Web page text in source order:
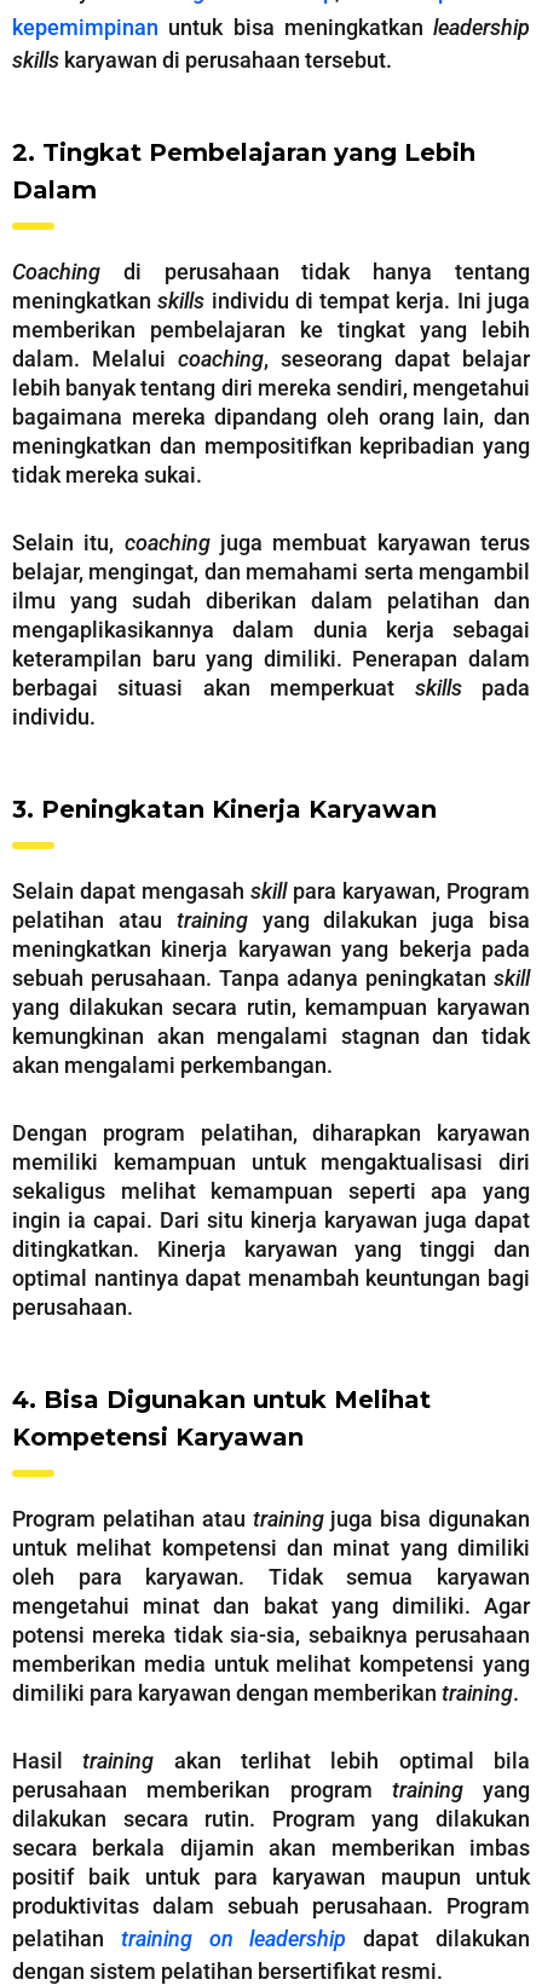
kepemimpinan untuk bisa meningkatkan leadership
skills karyawan di perusahaan tersebut.
2. Tingkat Pembelajaran yang Lebih
Dalam
Coaching di perusahaan tidak hanya tentang
meningkatkanskills individu di tempat kerja. Ini juga
memberikan pembelajaran ke tingkat yang lebih
dalam. Melalui coaching, seseorang dapat belajar
lebih banyak tentang diri mereka sendiri, mengetahui
bagaimana mereka dipandang oleh orang lain, dan
meningkatkan dan mempositifkan kepribadian yang
tidak mereka sukai.
Selain itu, coachingjuga membuat karyawan terus
belajar, mengingat, dan memahami serta mengambil
ilmu yang sudah diberikan dalam pelatihan dan
mengaplikasikannya dalam dunia kerja sebagai
keterampilan baru yang dimiliki. Penerapan dalam
berbagai situasi akan memperkuat skillspada
individu.
3. Peningkatan Kinerja Karyawan
Selain dapat mengasah skillpara karyawan, Program
pelatihan atau trainingyang dilakukan juga bisa
meningkatkan kinerja karyawan yang bekerja pada
sebuah perusahaan. Tanpa adanya peningkatan skill
yang dilakukan secara rutin, kemampuan karyawan
kemungkinan akan mengalami stagnan dan tidak
akan mengalami perkembangan.
Dengan program pelatihan, diharapkan karyawan
memiliki kemampuan untuk mengaktualisasi diri
sekaligus melihat kemampuan seperti apa yang
ingin ia capai. Dari situ kinerja karyawan juga dapat
ditingkatkan. Kinerja karyawan yang tinggi dan
optimal nantinya dapat menambah keuntungan bagi
perusahaan.
4. Bisa Digunakan untuk Melihat
Kompetensi Karyawan
Program pelatihan atau trainingjuga bisa digunakan
untuk melihat kompetensi dan minat yang dimiliki
oleh para karyawan. Tidak semua karyawan
mengetahui minat dan bakat yang dimiliki. Agar
potensi mereka tidak sia-sia, sebaiknya perusahaan
memberikan media untuk melihat kompetensi yang
dimiliki para karyawan dengan memberikan training.
Hasiltraining akan terlihat lebih optimal bila
perusahaan memberikan program trainingyang
dilakukan secara rutin. Program yang dilakukan
secara berkala dijamin akan memberikan imbas
positif baik untuk para karyawan maupun untuk
produktivitas dalam sebuah perusahaan. Program
pelatihan training on leadership dapat dilakukan
dengan sistem pelatihan bersertifikat resmi.